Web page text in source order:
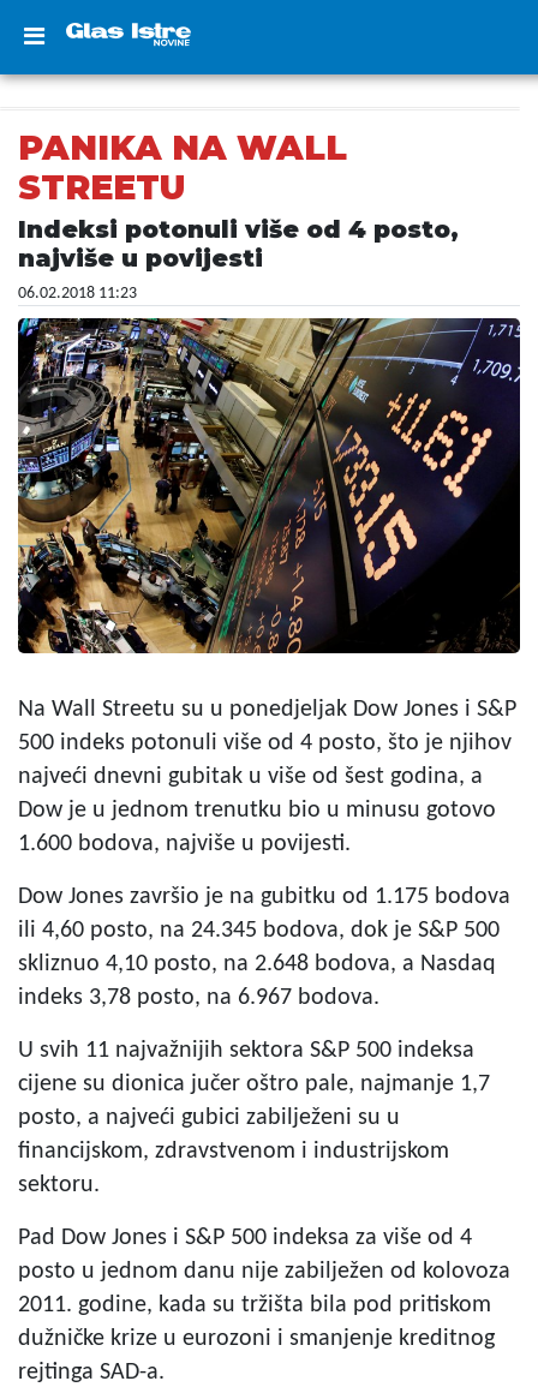
PANIKA NA WALL
STREETU
Indeksi potonuli više od 4 posto,
najviše u povijesti
06.02.2018 11:23
Na Wall Streetu su u ponedjeljak Dow Jones i S&P
500 indeks potonuli više od 4 posto, što je njihov
najveći dnevni gubitak u više od šest godina, a
Dow je u jednom trenutku bio u minusu gotovo
1.600 bodova, najviše u povijesti.
Dow Jones završio je na gubitku od 1.175 bodova
ili 4,60 posto, na 24.345 bodova, dok je S&P 500
skliznuo 4,10 posto, na 2.648 bodova, a Nasdaq
indeks 3,78 posto, na 6.967 bodova.
U svih 11 najvažnijih sektora S&P 500 indeksa
cijene su dionica jučer oštro pale, najmanje 1,7
posto, a najveći gubici zabilježeni su u
financijskom, zdravstvenom i industrijskom
sektoru.
Pad Dow Jones i S&P 500 indeksa za više od 4
posto u jednom danu nije zabilježen od kolovoza
2011. godine, kada su tržišta bila pod pritiskom
dužničke krize u eurozoni i smanjenje kreditnog
rejtinga SAD-a.